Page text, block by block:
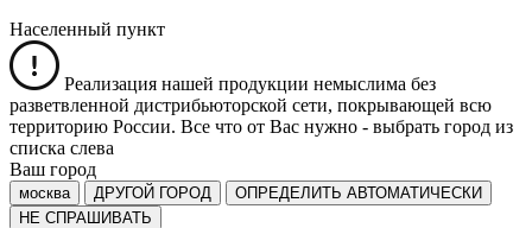
Населенный пункт
Реализация нашей продукции немыслима без
разветвленной дистрибьюторской сети, покрывающей всю
территорию России. Все что от Вас нужно - выбрать город из
списка слева
Ваш город
москва ДРУГОЙ ГОРОД
ОПРЕДЕЛИТЬ АВТОМАТИЧЕСКИ
НЕ СПРАШИВАТЬ